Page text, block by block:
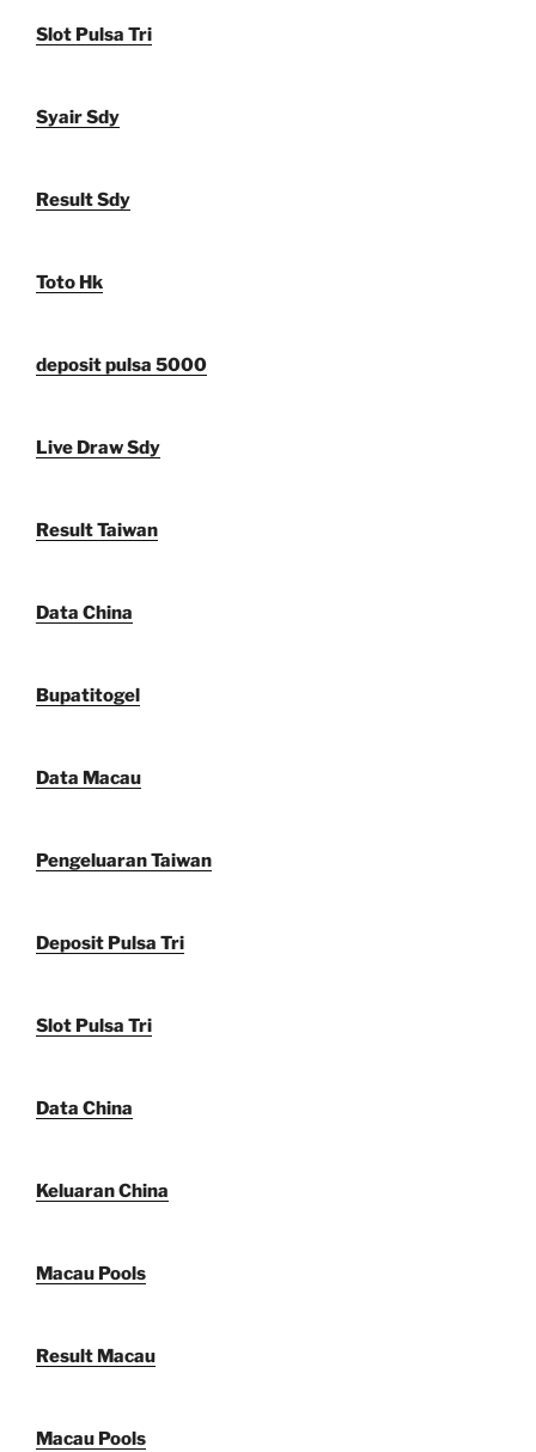
Slot Pulsa Tri
Syair Sdy
Result Sdy
Toto Hk
deposit pulsa 5000
Live Draw Sdy
Result Taiwan
Data China
Bupatitogel
Data Macau
Pengeluaran Taiwan
Deposit Pulsa Tri
Slot Pulsa Tri
Data China
Keluaran China
Macau Pools
Result Macau
Macau Pools